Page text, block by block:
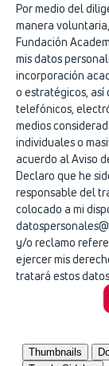
Por medio del
manera
Fundación
mis datos
incorporación
o estratégicos,
telefónicos,
medios
individuales o
acuerdo al Aviso
Declaro que he
responsable del
colocado a mi
y/o reclamo
ejercer mis
tratará estos